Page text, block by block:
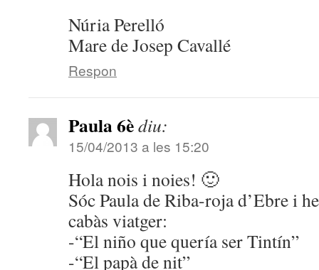
Núria Perelló
Mare de Josep Cavallé
Respon
Paula 6èdiu:
15/04/2013 a les 15:20
Hola nois i noies! 🙂
Sóc Paula de Riba-roja d’Ebre i
cabàs viatger:
-“El niño que quería ser Tintín”
-“El papà de nit”